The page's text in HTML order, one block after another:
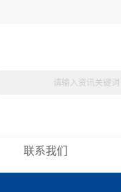
联系我们